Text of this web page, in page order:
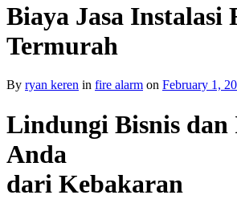
Biaya Jasa Instalasi
Termurah
By ryan keren in fire alarm on February 1,
Lindungi Bisnis dan
Anda
dari Kebakaran